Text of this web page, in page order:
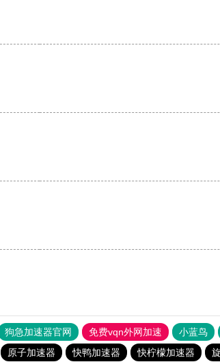
狗急加速器官网 免费vqn外网加速 小蓝鸟
原子加速器 快鸭加速器 快柠檬加速器